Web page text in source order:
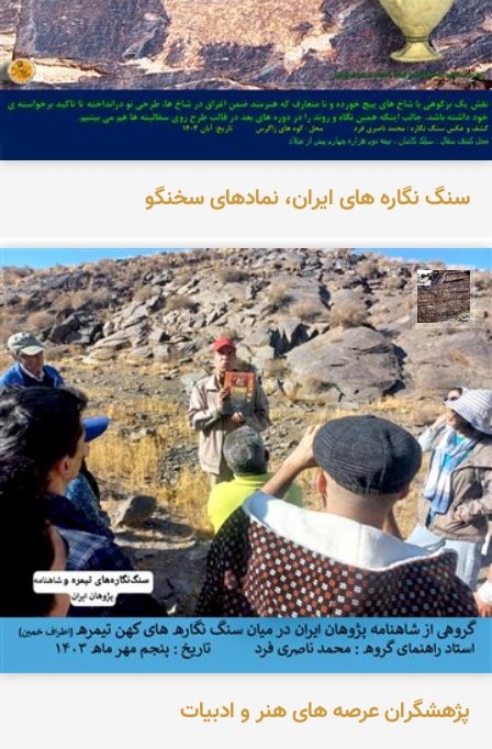
سنگ نگاره های ایران، نمادهای سخنگو
محمد ناصری فرد
پژهشگران عرصه های هنر و ادبیات